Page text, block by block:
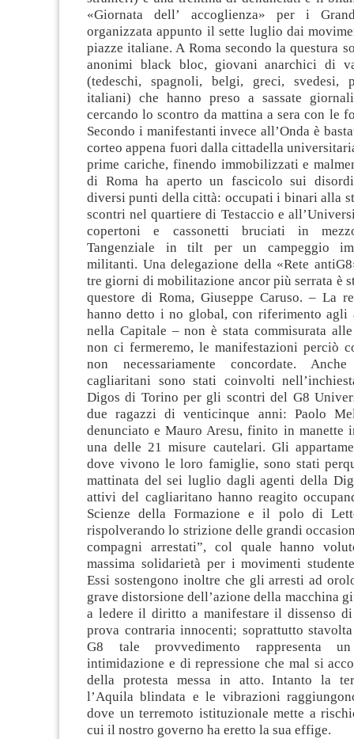
«Giornata dell’ accoglienza» per i
organizzata appunto il sette luglio dai
piazze italiane. A Roma secondo la questura
anonimi black bloc, giovani anarchici di
(tedeschi, spagnoli, belgi, greci, svedesi,
italiani) che hanno preso a sassate
cercando lo scontro da mattina a sera con le
Secondo i manifestanti invece all’Onda è
corteo appena fuori dalla cittadella
prime cariche, finendo immobilizzati e
di Roma ha aperto un fascicolo sui
diversi punti della città: occupati i binari alla
scontri nel quartiere di Testaccio e
copertoni e cassonetti bruciati in
Tangenziale in tilt per un campeggio
militanti. Una delegazione della «Rete
tre giorni di mobilitazione ancor più serrata è
questore di Roma, Giuseppe Caruso. – La
hanno detto i no global, con riferimento agli
nella Capitale – non è stata commisurata
non ci fermeremo, le manifestazioni perciò
non necessariamente concordate.
cagliaritani sono stati coinvolti
Digos di Torino per gli scontri del G8
due ragazzi di venticinque anni: Paolo
denunciato e Mauro Aresu, finito in manette
una delle 21 misure cautelari. Gli
dove vivono le loro famiglie, sono stati
mattinata del sei luglio dagli agenti della
attivi del cagliaritano hanno reagito
Scienze della Formazione e il polo di
rispolverando lo strizione delle grandi
compagni arrestati”, col quale hanno
massima solidarietà per i movimenti
Essi sostengono inoltre che gli arresti ad
grave distorsione dell’azione della macchina
a ledere il diritto a manifestare il dissenso
prova contraria innocenti; soprattutto
G8 tale provvedimento rappresenta
intimidazione e di repressione che mal si
della protesta messa in atto. Intanto la
l’Aquila blindata e le vibrazioni
dove un terremoto istituzionale mette a
cui il nostro governo ha eretto la sua effige.